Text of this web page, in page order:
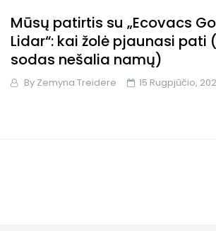
Mūsų patirtis su „Ecovacs
Lidar“: kai žolė pjaunasi pati
sodas nešalia namų)
By Zemyna.treidere 15 Rugpjūčio,